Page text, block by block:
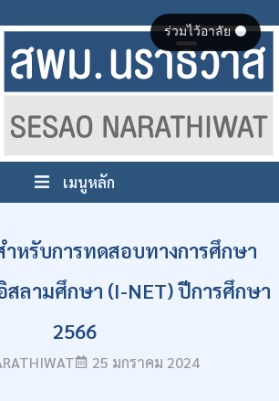
เมนูหลัก
ำหรับการทดสอบทางการศึกษา
ลามศึกษา (I-NET) ปีการศึกษา
2566
25 มกราคม 2024
ร่วมไว้อาลัย ⚫